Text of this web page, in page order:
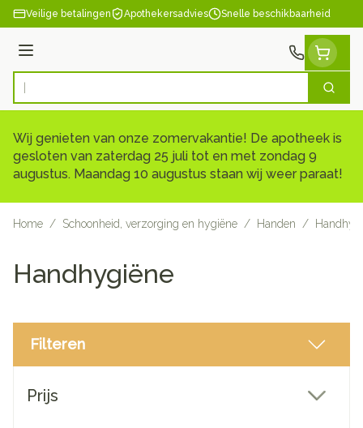
Ga naar de inhoud
Veilige betalingen Apothekersadvies Snelle beschikbaarheid
Menu
Product, merk, categorie... Zoek
Wij genieten van onze zomervakantie! De apotheek is
gesloten van zaterdag 25 juli tot en met zondag 9
augustus. Maandag 10 augustus staan wij weer paraat!
Home / Schoonheid, verzorging en hygiëne / Handen /
Handhygiëne
Filteren
Prijs